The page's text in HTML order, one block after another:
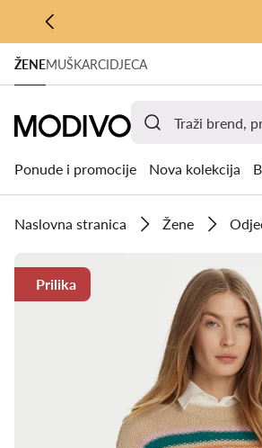
PRIJEĐI NA GLAVNI SADRŽAJ
PRIJEĐI NA PRETRAŽIVANJE
ŽENEMUŠKARCIDJECA
Ponude i promocije Nova kolekcija
Naslovna stranica Žene
Prilika